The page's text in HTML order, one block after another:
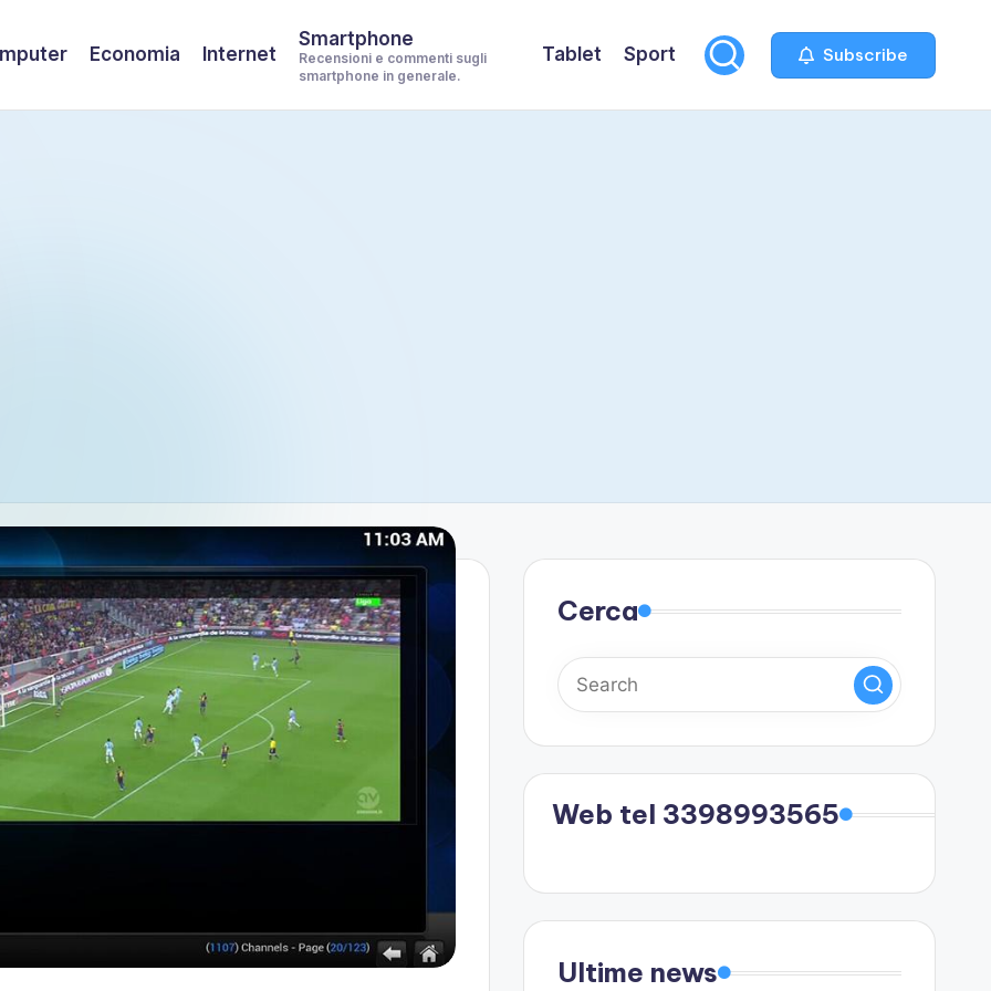
Economia Internet
Smartphone
Recensioni e commenti sugli
smartphone in generale.
Tablet Sport Subscribe
Cerca
Web tel 3398993565
Ultime news